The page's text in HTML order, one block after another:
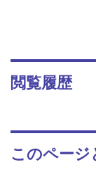
閲覧履歴
このページ